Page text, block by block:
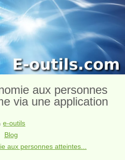
aux personnes
via une application
e-outils
Blog
aux personnes atteintes...